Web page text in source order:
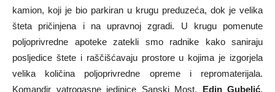
kamion, koji je bio parkiran u krugu preduzeća, dok je velika
šteta pričinjena i na upravnoj zgradi. U krugu pomenute
poljoprivredne apoteke zatekli smo radnike kako saniraju
posljedice štete i raščišćavaju prostore u kojima je izgorjela
velika količina poljoprivredne opreme i repromaterijala.
Komandir vatrogasne jedinice Sanski Most, Edin Gubelić,